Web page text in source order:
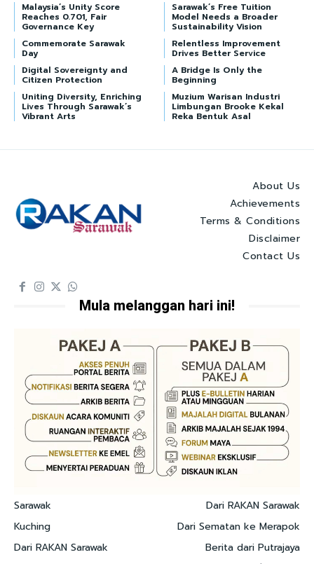
Malaysia’s Unity Score
Reaches 0.701, Fair
Governance Key
Sarawak’s Free Tuition
Model Needs a Broader
Sustainability Vision
Commemorate Sarawak
Day
Relentless Improvement
Drives Better Service
Digital Sovereignty and
Citizen Protection
A Bridge Is Only the
Beginning
Uniting Diversity, Enriching
Lives Through Sarawak’s
Vibrant Arts
Muzium Warisan Industri
Limbungan Brooke Kekal
Reka Bentuk Asal
About Us
Achievements
Terms & Conditions
Disclaimer
Contact Us
Mula melanggan hari ini!
Sarawak
Kuching
Dari RAKAN Sarawak
Dari RAKAN Sarawak
Dari Sematan ke Merapok
Berita dari Putrajaya